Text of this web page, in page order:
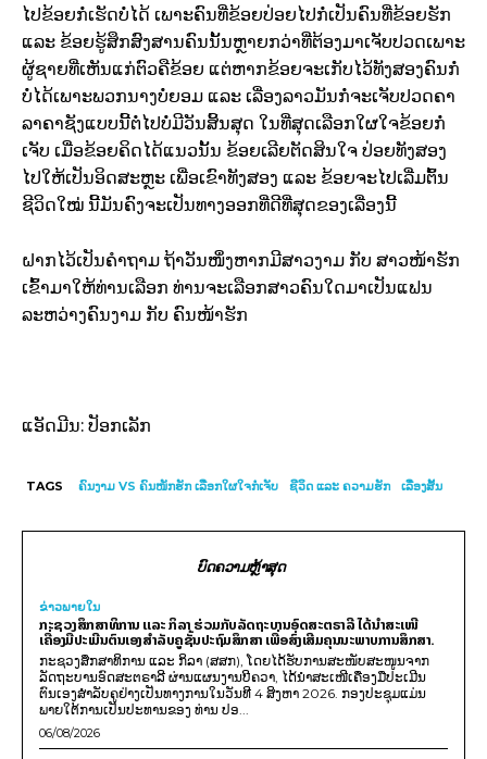
ໄປຂ້ອຍກໍ່ເຮັດບໍ່ໄດ້ ເພາະຄົນທີ່ຂ້ອຍປ່ອຍໄປກໍ່ເປັນຄົນທີ່ຂ້ອຍຮັກ
ແລະ ຂ້ອຍຮູ້ສຶກສົງສານຄົນນັ້ນຫຼາຍກວ່າທີ່ຕ້ອງມາເຈັບປວດເພາະ
ຜູ້ຊາຍທີ່ເຫັນແກ່ຕົວຄືຂ້ອຍ ແຕ່ຫາກຂ້ອຍຈະເກັບໄວ້ທັງສອງຄົນກໍ່
ບໍ່ໄດ້ເພາະພວກນາງບໍ່ຍອມ ແລະ ເລື່ອງລາວມັນກໍ່ຈະເຈັບປວດຄາ
ລາຄາຊັງແບບນີ້ຕໍ່ໄປບໍ່ມີວັນສິ້ນສຸດ ໃນທີ່ສຸດເລືອກໃຜໃຈຂ້ອຍກໍ່
ເຈັບ ເມື່ອຂ້ອຍຄິດໄດ້ແນວນັ້ນ ຂ້ອຍເລີຍຕັດສິນໃຈ ປ່ອຍທັງສອງ
ໄປໃຫ້ເປັນອິດສະຫຼະ ເພື່ອເຂົາທັງສອງ ແລະ ຂ້ອຍຈະໄປເລີ່ມຕົ້ນ
ຊີວິດໃໝ່ ນີ້ມັນຄົງຈະເປັນທາງອອກທີ່ດີທີ່ສຸດຂອງເລື່ອງນີ້
ຝາກໄວ້ເປັນຄຳຖາມ ຖ້າວັນໜຶ່ງຫາກມີສາວງາມ ກັບ ສາວໜ້າຮັກ
ເຂົ້າມາໃຫ້ທ່ານເລືອກ ທ່ານຈະເລືອກສາວຄົນໃດມາເປັນແຟນ
ລະຫວ່າງຄົນງາມ ກັບ ຄົນໜ້າຮັກ
ແອັດມີນ: ປັອກເລັກ
TAGS ຄົນງາມ VS ຄົນໜັກຮັກ ເລືອກໃຜໃຈກໍ່ເຈັບ ຊີວິດ ແລະ ຄວາມຮັກ ເລື່ອງສັ້ນ
ບົດຄວາມຫຼ້າສຸດ
ຂ່າວພາຍ​ໃນ
ກະຊວງສຶກສາທິການ ແລະ ກິລາ ຮ່ວມກັບລັດຖະບານອົດສະຕຣາລີ ໄດ້ນຳສະເໜີ
ເຄື່ອງມືປະເມີນຕົນເອງສຳລັບຄູຊັ້ນປະຖົມສຶກສາ ເພື່ອສົ່ງເສີມຄຸນນະພາບການສຶກສາ.
ກະຊວງສຶກສາທິການ ແລະ ກິລາ (ສສກ), ໂດຍໄດ້ຮັບການສະໜັບສະໜູນຈາກ
ລັດຖະບານອົດສະຕຣາລີ ຜ່ານແຜນງານບີຄວາ, ໄດ້ນຳສະເໜີເຄື່ອງມືປະເມີນ
ຕົນເອງສຳລັບຄູຢ່າງເປັນທາງການໃນວັນທີ 4 ສິງຫາ 2026. ກອງປະຊຸມແມ່ນ
ພາຍໃຕ້ການເປັນປະທານຂອງ ທ່ານ ປອ...
06/08/2026